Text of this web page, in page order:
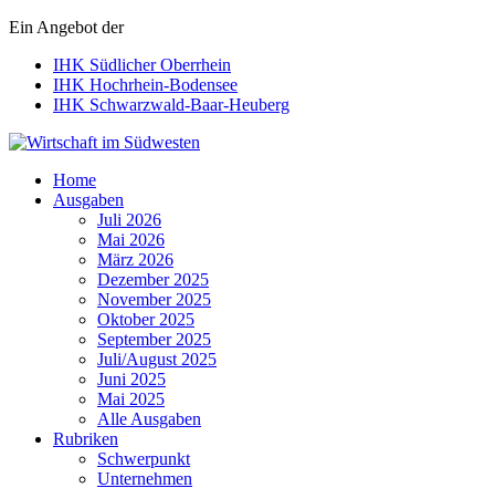
Ein Angebot der
IHK Südlicher Oberrhein
IHK Hochrhein-Bodensee
IHK Schwarzwald-Baar-Heuberg
Wirtschaft im Südwesten
Home
Ausgaben
Juli 2026
Mai 2026
März 2026
Dezember 2025
November 2025
Oktober 2025
September 2025
Juli/August 2025
Juni 2025
Mai 2025
Alle Ausgaben
Rubriken
Schwerpunkt
Unternehmen